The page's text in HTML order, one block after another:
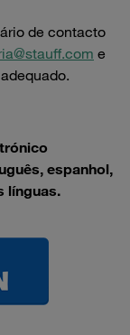
de contacto
e
espanhol,
línguas.